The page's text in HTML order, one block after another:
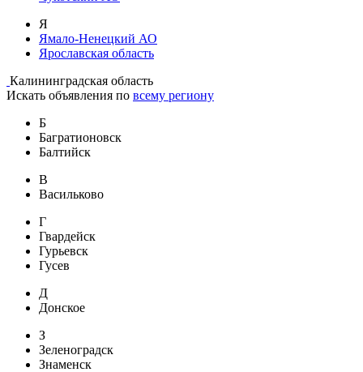
Я
Ямало-Ненецкий АО
Ярославская область
Калининградская область
Искать объявления по всему региону
Б
Багратионовск
Балтийск
В
Васильково
Г
Гвардейск
Гурьевск
Гусев
Д
Донское
З
Зеленоградск
Знаменск